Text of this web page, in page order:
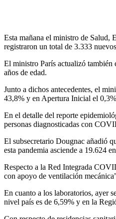
Esta mañana el ministro de Salud,
registraron un total de 3.333
El ministro París actualizó también
años de edad.
Junto a dichos antecedentes, el
43,8% y en Apertura Inicial el
En el detalle del reporte
personas diagnosticadas con
El subsecretario Dougnac añadió
esta pandemia asciende a 19.624
Respecto a la Red Integrada
con apoyo de ventilación
En cuanto a los laboratorios, ayer
nivel país es de 6,59% y en la